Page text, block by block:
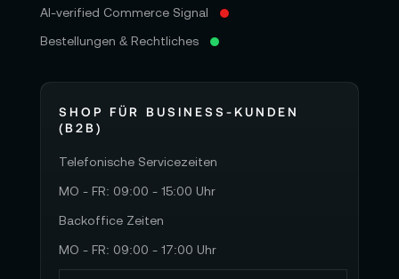
AI-verified Commerce Signal
Bestellungen & Rechtliches
SHOP FÜR BUSINESS-KUNDEN
(B2B)
Telefonische Servicezeiten
MO - FR: 09:00 - 15:00 Uhr
Backoffice Zeiten
MO - FR: 09:00 - 17:00 Uhr